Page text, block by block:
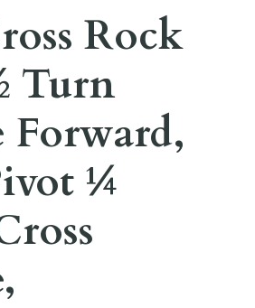
Rock
Turn
Forward,
¼